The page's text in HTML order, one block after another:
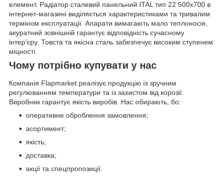
елемент. Радіатор сталевий панельний ITAL тип 22 500x700 в
інтернет-магазині виділяється характеристиками та тривалим
терміном експлуатації. Апарати вимагають мало теплоносія,
акуратний зовнішній гарантує відповідність сучасному
інтер'єру. Товста та якісна сталь забезпечує високим ступенем
міцності.
Чому потрібно купувати у нас
Компанія Flapmarket реалізує продукцію із зручним
регулюванням температури та із захистом від корозії.
Виробник гарантує якість виробів. Нас обирають, бо:
оперативне оброблення замовлення;
асортимент;
якість;
доставка;
акції та спецпропозиції.